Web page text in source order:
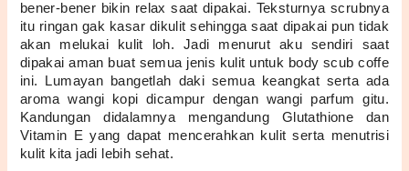
bener-bener bikin relax saat dipakai. Teksturnya scrubnya
itu ringan gak kasar dikulit sehingga saat dipakai pun tidak
akan melukai kulit loh. Jadi menurut aku sendiri saat
dipakai aman buat semua jenis kulit untuk body scub coffe
ini. Lumayan bangetlah daki semua keangkat serta ada
aroma wangi kopi dicampur dengan wangi parfum gitu.
Kandungan didalamnya mengandung Glutathione dan
Vitamin E yang dapat mencerahkan kulit serta menutrisi
kulit kita jadi lebih sehat.